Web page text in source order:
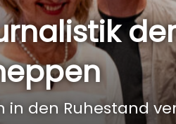
in den Ruhestand